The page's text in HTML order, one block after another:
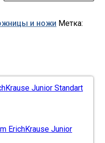
и ножи Метка: